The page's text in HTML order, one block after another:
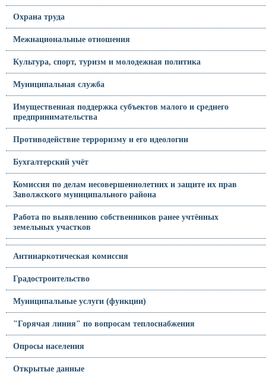
Охрана труда
Межнациональные отношения
Культура, спорт, туризм и молодежная политика
Муниципальная служба
Имущественная поддержка субъектов малого и среднего
предпринимательства
Противодействие терроризму и его идеологии
Бухгалтерский учёт
Комиссия по делам несовершеннолетних и защите их прав
Заволжского муниципального района
Работа по выявлению собственников ранее учтённых
земельных участков
Антинаркотическая комиссия
Градостроительство
Муниципальные услуги (функции)
"Горячая линия" по вопросам теплоснабжения
Опросы населения
Открытые данные